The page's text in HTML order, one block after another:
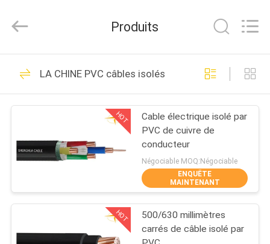
APERÇU
PRODUITS
VIDÉOS
SHOW
Cable
(Group)
All
Reserved.
XLPE Câbles
électriques isolants
306
câble électrique
244
Produits
LA CHINE PVC câbles isolés
HOT
Cable électrique isolé par
PVC de cuivre de
conducteur
Négociable MOQ:Négociable
ENQUÊTE
MAINTENANT
HOT
500/630 millimètres
carrés de câble isolé par